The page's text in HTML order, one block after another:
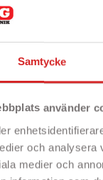
Samtycke
använder
och analysera
medier och